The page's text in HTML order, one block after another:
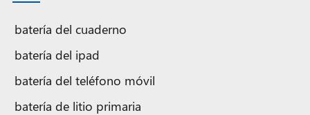
batería del cuaderno
batería del ipad
batería del teléfono móvil
batería de litio primaria